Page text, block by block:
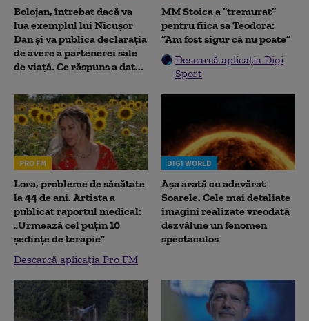
Bolojan, întrebat dacă va
lua exemplul lui Nicușor
Dan și va publica declarația
de avere a partenerei sale
de viață. Ce răspuns a dat...
MM Stoica a ”tremurat”
pentru fiica sa Teodora:
”Am fost sigur că nu poate”
Descarcă aplicația Digi
Sport
PRO FM
Lora, probleme de sănătate
la 44 de ani. Artista a
publicat raportul medical:
„Urmează cel puțin 10
ședințe de terapie”
Descarcă aplicația Pro FM
DIGI WORLD
Așa arată cu adevărat
Soarele. Cele mai detaliate
imagini realizate vreodată
dezvăluie un fenomen
spectaculos